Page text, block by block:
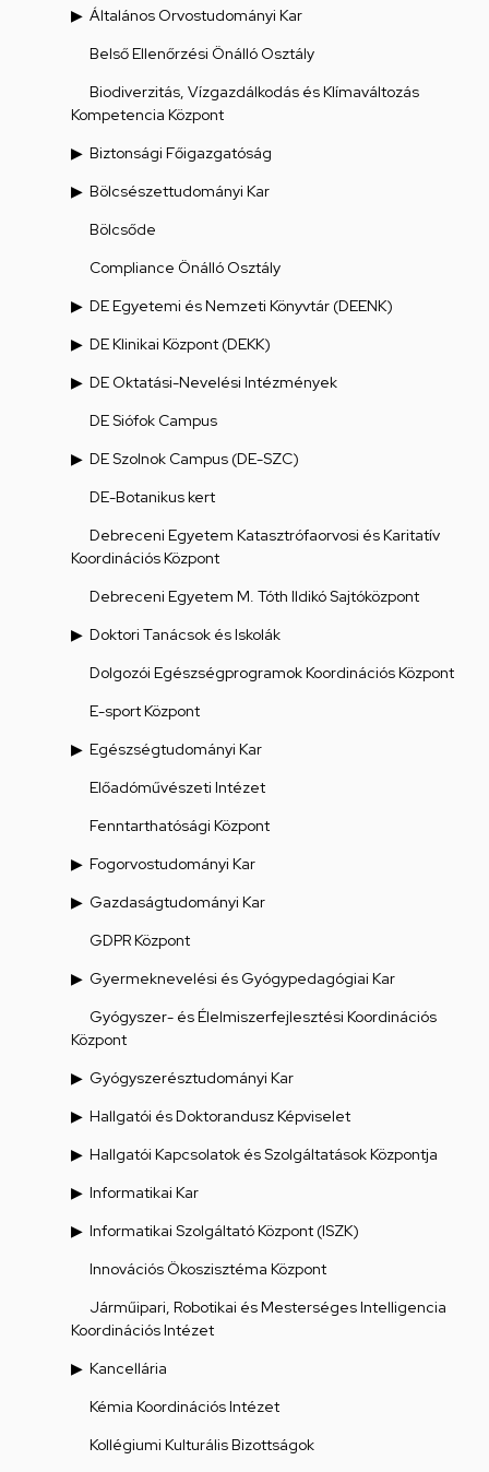
Általános Orvostudományi Kar
Belső Ellenőrzési Önálló Osztály
Biodiverzitás, Vízgazdálkodás és Klímaváltozás
Kompetencia Központ
Biztonsági Főigazgatóság
Bölcsészettudományi Kar
Bölcsőde
Compliance Önálló Osztály
DE Egyetemi és Nemzeti Könyvtár (DEENK)
DE Klinikai Központ (DEKK)
DE Oktatási-Nevelési Intézmények
DE Siófok Campus
DE Szolnok Campus (DE-SZC)
DE-Botanikus kert
Debreceni Egyetem Katasztrófaorvosi és Karitatív
Koordinációs Központ
Debreceni Egyetem M. Tóth Ildikó Sajtóközpont
Doktori Tanácsok és Iskolák
Dolgozói Egészségprogramok Koordinációs Központ
E-sport Központ
Egészségtudományi Kar
Előadóművészeti Intézet
Fenntarthatósági Központ
Fogorvostudományi Kar
Gazdaságtudományi Kar
GDPR Központ
Gyermeknevelési és Gyógypedagógiai Kar
Gyógyszer- és Élelmiszerfejlesztési Koordinációs
Központ
Gyógyszerésztudományi Kar
Hallgatói és Doktorandusz Képviselet
Hallgatói Kapcsolatok és Szolgáltatások Központja
Informatikai Kar
Informatikai Szolgáltató Központ (ISZK)
Innovációs Ökoszisztéma Központ
Járműipari, Robotikai és Mesterséges Intelligencia
Koordinációs Intézet
Kancellária
Kémia Koordinációs Intézet
Kollégiumi Kulturális Bizottságok